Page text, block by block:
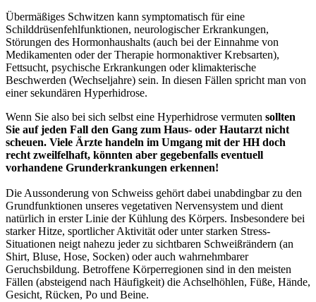
Übermäßiges Schwitzen kann symptomatisch für eine
Schilddrüsenfehlfunktionen, neurologischer Erkrankungen,
Störungen des Hormonhaushalts (auch bei der Einnahme von
Medikamenten oder der Therapie hormonaktiver Krebsarten),
Fettsucht, psychische Erkrankungen oder klimakterische
Beschwerden (Wechseljahre) sein. In diesen Fällen spricht man von
einer sekundären Hyperhidrose.
Wenn Sie also bei sich selbst eine Hyperhidrose vermuten sollten
Sie auf jeden Fall den Gang zum Haus- oder Hautarzt nicht
scheuen. Viele Ärzte handeln im Umgang mit der HH doch
recht zweilfelhaft, könnten aber gegebenfalls eventuell
vorhandene Grunderkrankungen erkennen!
Die Aussonderung von Schweiss gehört dabei unabdingbar zu den
Grundfunktionen unseres vegetativen Nervensystem und dient
natürlich in erster Linie der Kühlung des Körpers. Insbesondere bei
starker Hitze, sportlicher Aktivität oder unter starken Stress-
Situationen neigt nahezu jeder zu sichtbaren Schweißrändern (an
Shirt, Bluse, Hose, Socken) oder auch wahrnehmbarer
Geruchsbildung. Betroffene Körperregionen sind in den meisten
Fällen (absteigend nach Häufigkeit) die Achselhöhlen, Füße, Hände,
Gesicht, Rücken, Po und Beine.